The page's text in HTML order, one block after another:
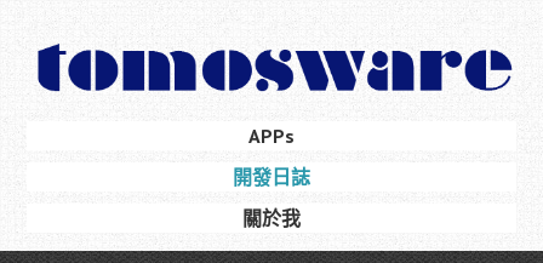
content
content
APPs
開發日誌
關於我